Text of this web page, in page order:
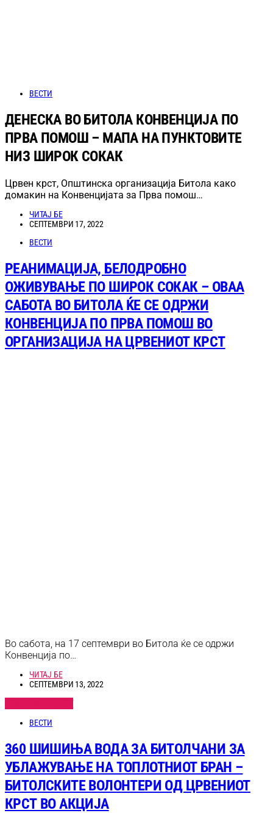
ВЕСТИ
ДЕНЕСКА ВО БИТОЛА КОНВЕНЦИЈА ПО
ПРВА ПОМОШ – МАПА НА ПУНКТОВИТЕ
НИЗ ШИРОК СОКАК
Црвен крст, Општинска организација Битола како
домакин на Конвенцијата за Прва помош…
ЧИТАЈ БЕ
СЕПТЕМВРИ 17, 2022
ВЕСТИ
РЕАНИМАЦИЈА, БЕЛОДРОБНО
ОЖИВУВАЊЕ ПО ШИРОК СОКАК – ОВАА
САБОТА ВО БИТОЛА ЌЕ СЕ ОДРЖИ
КОНВЕНЦИЈА ПО ПРВА ПОМОШ ВО
ОРГАНИЗАЦИЈА НА ЦРВЕНИОТ КРСТ
Во сабота, на 17 септември во Битола ќе се одржи
Конвенција по…
ЧИТАЈ БЕ
СЕПТЕМВРИ 13, 2022
ПОГЛЕДНИ ВЕСТ
ВЕСТИ
360 ШИШИЊА ВОДА ЗА БИТОЛЧАНИ ЗА
УБЛАЖУВАЊЕ НА ТОПЛОТНИОТ БРАН –
БИТОЛСКИТЕ ВОЛОНТЕРИ ОД ЦРВЕНИОТ
КРСТ ВО АКЦИЈА